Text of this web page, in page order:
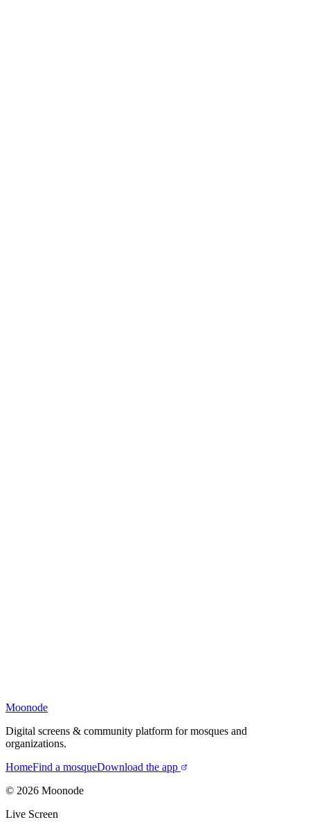
Moonode
Digital screens & community platform for mosques and
organizations.
HomeFind a mosqueDownload the app
© 2026 Moonode
Live Screen